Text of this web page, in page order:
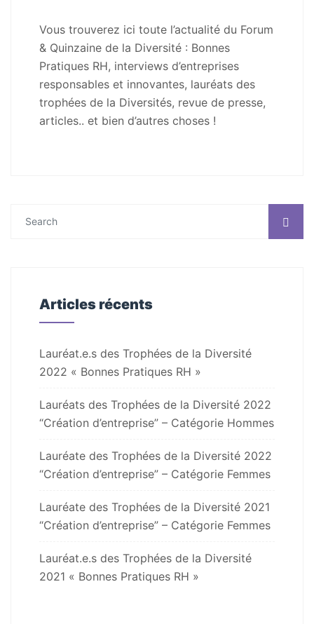
Vous trouverez ici toute l’actualité du Forum
& Quinzaine de la Diversité : Bonnes
Pratiques RH, interviews d’entreprises
responsables et innovantes, lauréats des
trophées de la Diversités, revue de presse,
articles.. et bien d’autres choses !
Articles récents
Lauréat.e.s des Trophées de la Diversité
2022 « Bonnes Pratiques RH »
Lauréats des Trophées de la Diversité 2022
“Création d’entreprise” – Catégorie Hommes
Lauréate des Trophées de la Diversité 2022
“Création d’entreprise” – Catégorie Femmes
Lauréate des Trophées de la Diversité 2021
“Création d’entreprise” – Catégorie Femmes
Lauréat.e.s des Trophées de la Diversité
2021 « Bonnes Pratiques RH »